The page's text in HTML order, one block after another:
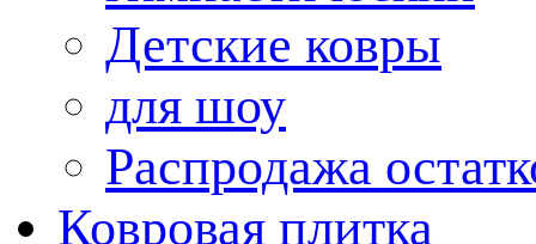
Детские ковры
для шоу
Распродажа
Ковровая плитка